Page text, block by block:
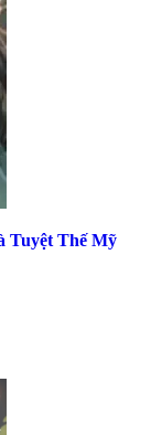
Tuyệt Thế Mỹ